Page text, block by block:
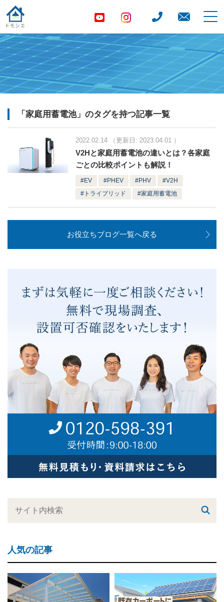
「家庭用蓄電池」のタグを持つ記事一覧
2022.02.14 （更新日:2023.04.01 ）
V2Hと家庭用蓄電池の違いとは？各家庭
ごとの比較ポイントも解説！
EV PHEV PHV
V2H
トライブリッド
家庭用蓄電池
お役立ちブログ一覧へ戻る
人気の記事